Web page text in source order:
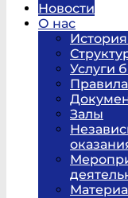
Новости
О нас
Услуги
Залы